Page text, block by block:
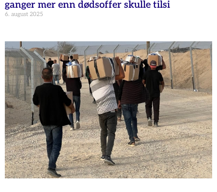
ganger mer enn dødsoffer skulle tilsi
6. august 2025